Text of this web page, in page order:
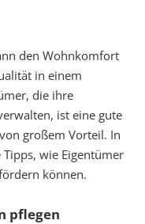
den Wohnkomfort
in einem
die ihre
ist eine gute
großem Vorteil. In
wie Eigentümer
können.
pflegen